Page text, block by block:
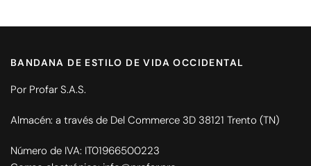
BANDANA DE ESTILO DE VIDA OCCIDENTAL
Por Profar S.A.S.
Almacén: a través de Del Commerce 3D 38121 Trento (TN)
Número de IVA: IT01966500223